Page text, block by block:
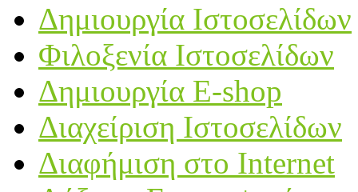
Δημιουργία Ιστοσελίδων
Φιλοξενία Ιστοσελίδων
Δημιουργία E-shop
Διαχείριση Ιστοσελίδων
Διαφήμιση στο Internet